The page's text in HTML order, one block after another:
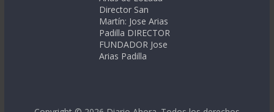
Director San
Martín: Jose Arias
Padilla DIRECTOR
FUNDADOR Jose
Arias Padilla